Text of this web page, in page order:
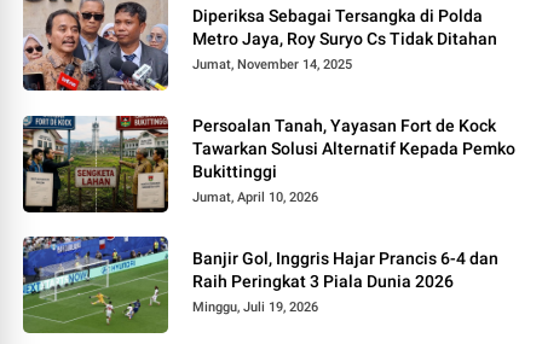
Diperiksa Sebagai Tersangka di Polda
Metro Jaya, Roy Suryo Cs Tidak Ditahan
Jumat, November 14, 2025
Persoalan Tanah, Yayasan Fort de Kock
Tawarkan Solusi Alternatif Kepada Pemko
Bukittinggi
Jumat, April 10, 2026
Banjir Gol, Inggris Hajar Prancis 6-4 dan
Raih Peringkat 3 Piala Dunia 2026
Minggu, Juli 19, 2026